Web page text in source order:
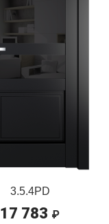
3.5.4PD
17 783 ₽